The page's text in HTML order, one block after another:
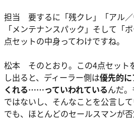
担当 要するに「残クレ」「アル／
「メンテナンスパック」そして「
点セットの中身ってわけですね。
松本 そのとおり。この4点セット
し出ると、ディーラー側は優先的
くれる……っていわれているんだ
ではないし、そんなことを公言して
でも、ほとんどのセールスマンが否